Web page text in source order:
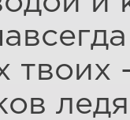
твоих